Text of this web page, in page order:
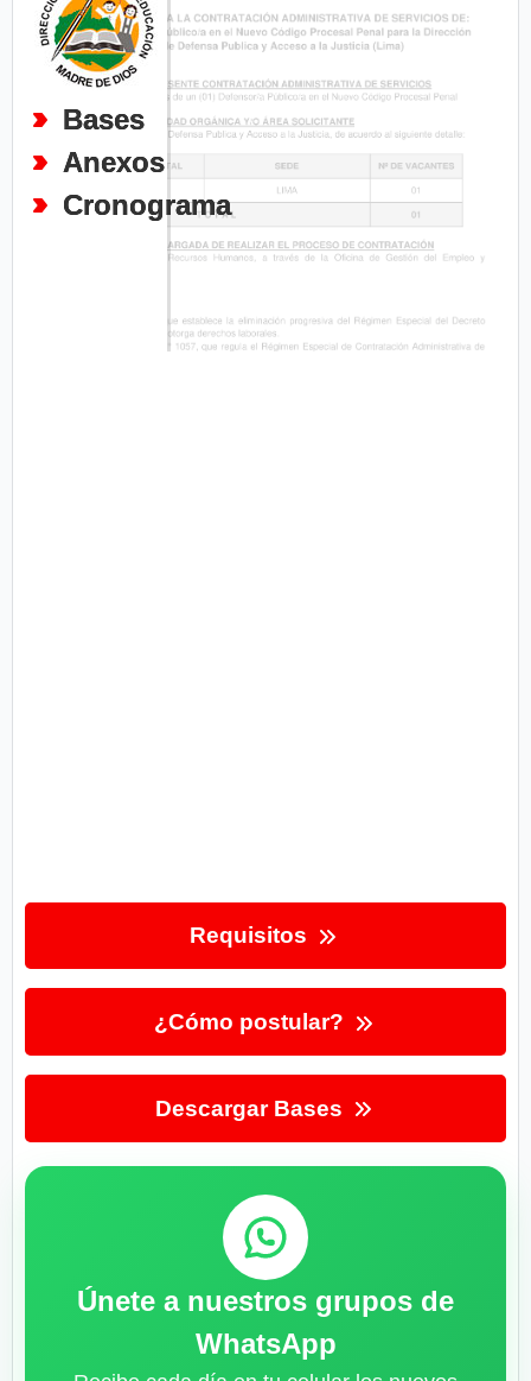
Bases
Anexos
Cronograma
Requisitos
¿Cómo postular?
Descargar Bases
Únete a nuestros grupos de
WhatsApp